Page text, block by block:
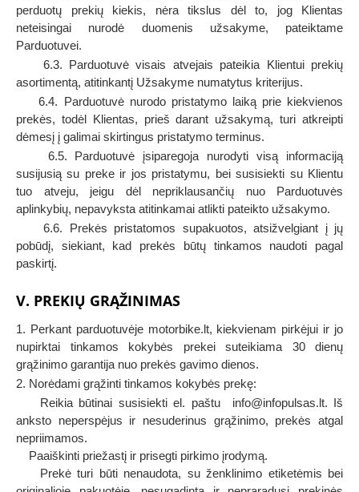
perduotų prekių kiekis, nėra tikslus dėl to, jog Klientas
neteisingai nurodė duomenis užsakyme, pateiktame
Parduotuvei.
6.3. Parduotuvė visais atvejais pateikia Klientui prekių
asortimentą, atitinkantį Užsakyme numatytus kriterijus.
6.4. Parduotuvė nurodo pristatymo laiką prie kiekvienos
prekės, todėl Klientas, prieš darant užsakymą, turi atkreipti
dėmesį į galimai skirtingus pristatymo terminus.
6.5. Parduotuvė įsiparegoja nurodyti visą informaciją
susijusią su preke ir jos pristatymu, bei susisiekti su Klientu
tuo atveju, jeigu dėl nepriklausančių nuo Parduotuvės
aplinkybių, nepavyksta atitinkamai atlikti pateikto užsakymo.
6.6. Prekės pristatomos supakuotos, atsižvelgiant į jų
pobūdį, siekiant, kad prekės būtų tinkamos naudoti pagal
paskirtį.
V. PREKIŲ GRĄŽINIMAS
1. Perkant parduotuvėje motorbike.lt, kiekvienam pirkėjui ir jo
nupirktai tinkamos kokybės prekei suteikiama 30 dienų
grąžinimo garantija nuo prekės gavimo dienos.
2. Norėdami grąžinti tinkamos kokybės prekę:
Reikia būtinai susisiekti el. paštu info@infopulsas.lt. Iš
anksto neperspėjus ir nesuderinus grąžinimo, prekės atgal
nepriimamos.
Paaiškinti priežastį ir prisegti pirkimo įrodymą.
Prekė turi būti nenaudota, su ženklinimo etiketėmis bei